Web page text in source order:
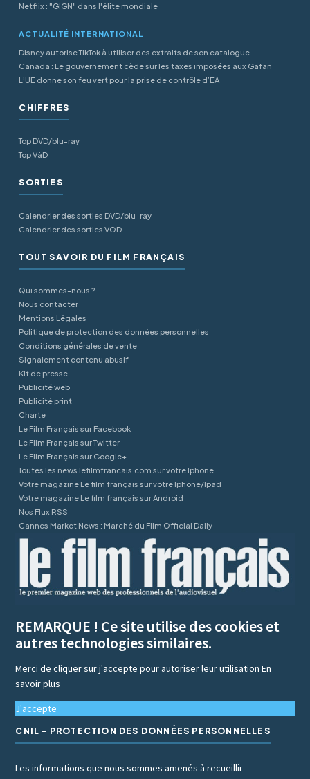
Netflix : "GIGN" dans l'élite mondiale
ACTUALITÉ INTERNATIONAL
Disney autorise TikTok à utiliser des extraits de son catalogue
Canada : Le gouvernement cède sur les taxes imposées aux Gafan
L’UE donne son feu vert pour la prise de contrôle d’EA
CHIFFRES
Top DVD/blu-ray
Top VàD
SORTIES
Calendrier des sorties DVD/blu-ray
Calendrier des sorties VOD
TOUT SAVOIR DU FILM FRANÇAIS
Qui sommes-nous ?
Nous contacter
Mentions Légales
Politique de protection des données personnelles
Conditions générales de vente
Signalement contenu abusif
Kit de presse
Publicité web
Publicité print
Charte
Le Film Français sur Facebook
Le Film Français sur Twitter
Le Film Français sur Google+
Toutes les news lefilmfrancais.com sur votre Iphone
Votre magazine Le film français sur votre Iphone/Ipad
Votre magazine Le film français sur Android
Nos Flux RSS
Cannes Market News : Marché du Film Official Daily
REMARQUE ! Ce site utilise des cookies et
autres technologies similaires.
Merci de cliquer sur j'accepte pour autoriser leur utilisationEn
savoir plus
J'accepte
CNIL - PROTECTION DES DONNÉES PERSONNELLES
Les informations que nous sommes amenés à recueillir